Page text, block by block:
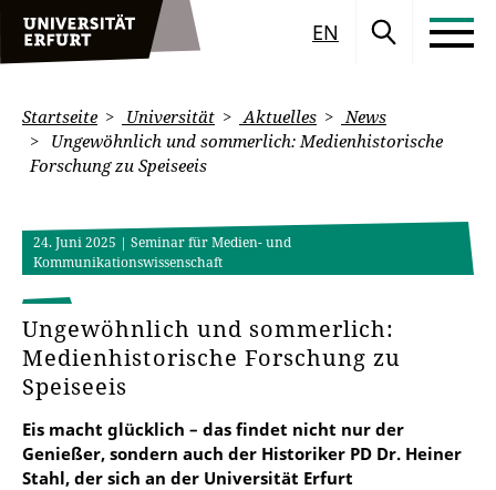
EN
Startseite Universität Aktuelles
News
Ungewöhnlich und sommerlich: Medienhistorische
Forschung zu Speiseeis
24. Juni 2025 | Seminar für Medien- und
Kommunikationswissenschaft
Ungewöhnlich und sommerlich:
Medienhistorische Forschung zu
Speiseeis
Eis macht glücklich – das findet nicht nur der
Genießer, sondern auch der Historiker PD Dr. Heiner
Stahl, der sich an der Universität Erfurt